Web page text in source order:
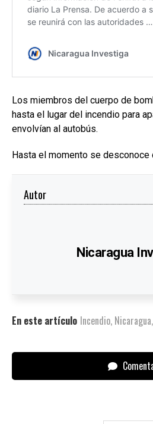
Los miembros del cuerpo de
hasta el lugar del incendio para
envolvían al autobús.
Hasta el momento se
Autor
Nicaragua
En este artículo Incendio, Nicaragua,